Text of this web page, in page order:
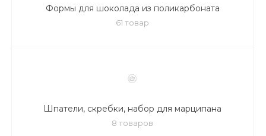
Формы для шоколада из поликарбоната
61 товар
Шпатели, скребки, набор для марципана
8 товаров